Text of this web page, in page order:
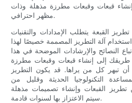
إنشاء قبعات وقبعات مطرزة مذهلة وذات
مظهر احترافي.
القبعة يتطلب الإمدادات والتقنيات
استخدام آلة التطريز المصممة خصيصًا لهذا
النصائح والإرشادات الموضحة في هذا
إلى إنشاء قبعات وقبعات مطرزة
تبهر كل من يراها. قد يكون التطريز
التكنولوجيا الحديثة وقليل من
تطريز القبعات وإنشاء تصميمات مذهلة
سيتم الاعتزاز بها لسنوات قادمة.